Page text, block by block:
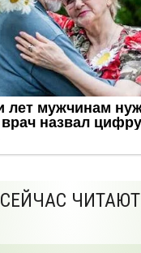
СЕЙЧАС ЧИТАЮТ